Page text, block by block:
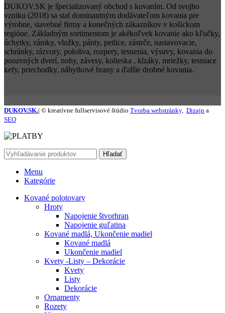
DUKOV.SK je špecializovaný obchod s kovaním. Od svojho
vzniku (2018) sa stal dominantným dodávateľom kovania pre
výrobne, stavebné firmy a konečných zákazníkov v košickom
regióne. Základným sortimentom je akékoľvek kovanie ako kľučky,
úchytky, zámky, vložky, pánty, petlice, zástrče, nastavovacie,
schránky, rázvory, pololiva, rozpery, tesnenia, výsuvy, kovania do
posuvných dverí, nohy, závesy, kolieska , klzáky, mriežky, tesniace
kefy, priechodky, nábytkové hrany a ďalšie drobné kovania.
DUKOV.SK.| © kreatívne fullservisové štúdio Tvorba webstránky, Dizajn a
SEO
Hľadať
Menu
Kategórie
Kované polotovary
Hroty
Napojenie štvorhran
Napojenie guľatina
Kované madlá, Ukončenie madiel
Kované madlá
Ukončenie madiel
Kvety -Listy – Dekorácie
Kvety
Listy
Dekorácie
Ornamenty
Rozety